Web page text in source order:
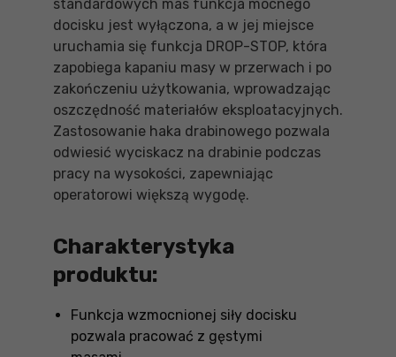
standardowych mas funkcja mocnego
docisku jest wyłączona, a w jej miejsce
uruchamia się funkcja DROP-STOP, która
zapobiega kapaniu masy w przerwach i po
zakończeniu użytkowania, wprowadzając
oszczędność materiałów eksploatacyjnych.
Zastosowanie haka drabinowego pozwala
odwiesić wyciskacz na drabinie podczas
pracy na wysokości, zapewniając
operatorowi większą wygodę.
Charakterystyka
produktu:
Funkcja wzmocnionej siły docisku
pozwala pracować z gęstymi